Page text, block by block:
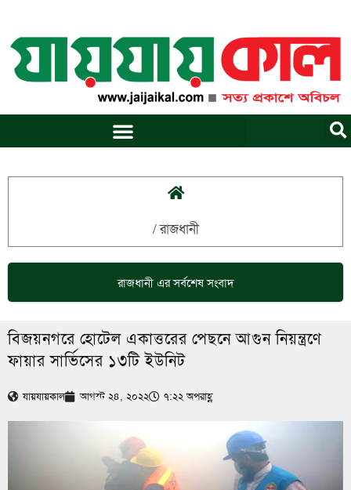
content
/রাজধানী
রাজধানীএর সর্বশেষ সংবাদ
বিজয়নগরে হোটেল একাত্তরের পেছনে আগুন নিয়ন্ত্রণে
ফায়ার সার্ভিসের ১৩টি ইউনিট
যায়যায়কাল আগস্ট ২৪, ২০২২ ৭:২২ অপরাহ্ণ